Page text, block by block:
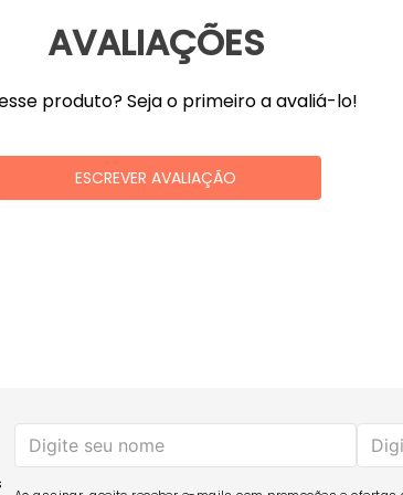
AVALIAÇÕES
produto? Seja o primeiro a avaliá-lo!
ESCREVER AVALIAÇÃO